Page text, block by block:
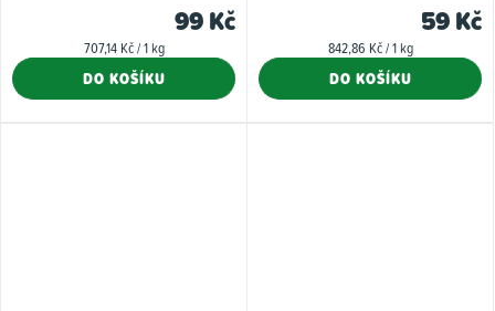
99 Kč
Měrná
707,14 Kč / 1 kg
DO KOŠÍKU
59 Kč
Měrná
842,86 Kč / 1 kg
DO KOŠÍKU